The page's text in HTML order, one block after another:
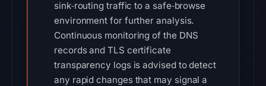
sink‑routing traffic to a safe‑browse
environment for further analysis.
Continuous monitoring of the DNS
records and TLS certificate
transparency logs is advised to detect
any rapid changes that may signal a